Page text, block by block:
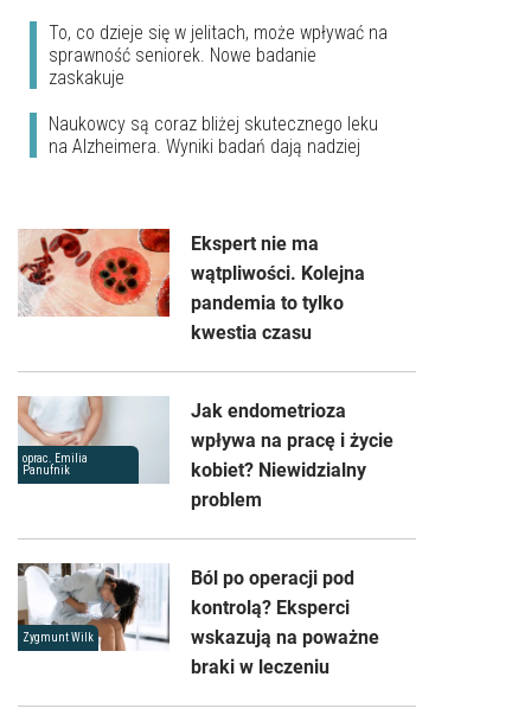
To, co dzieje się w jelitach, może wpływać na
sprawność seniorek. Nowe badanie
zaskakuje
Naukowcy są coraz bliżej skutecznego leku
na Alzheimera. Wyniki badań dają nadziej
Ekspert nie ma
wątpliwości. Kolejna
pandemia to tylko
kwestia czasu
oprac. Emilia
Panufnik
Jak endometrioza
wpływa na pracę i życie
kobiet? Niewidzialny
problem
Zygmunt Wilk
Ból po operacji pod
kontrolą? Eksperci
wskazują na poważne
braki w leczeniu